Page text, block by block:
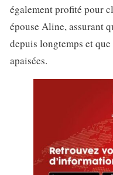
également profité pour
épouse Aline, assurant
depuis longtemps et
apaisées.